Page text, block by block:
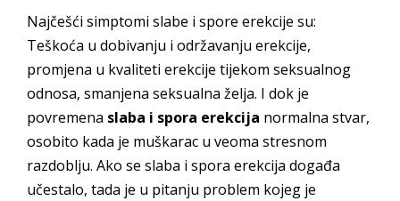
Najčešći simptomi slabe i spore erekcije su:
Teškoća u dobivanju i održavanju erekcije,
promjena u kvaliteti erekcije tijekom seksualnog
odnosa, smanjena seksualna želja. I dok je
povremena slaba i spora erekcija normalna stvar,
osobito kada je muškarac u veoma stresnom
razdoblju. Ako se slaba i spora erekcija događa
učestalo, tada je u pitanju problem kojeg je